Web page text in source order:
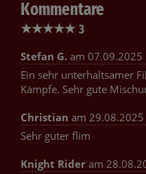
Kommentare
★★★★★ 3
Stefan G. am 07.09.2025
Ein sehr unterhaltsamer
Kämpfe. Sehr gute
Christian am 29.08.2025
Sehr guter flim
Knight Rider am